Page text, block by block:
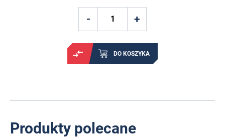
DO KOSZYKA
Produkty polecane